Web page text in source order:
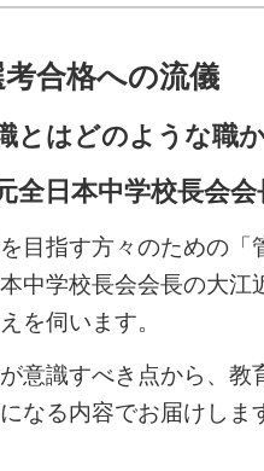
合格への流儀
とはどのような職
全日本中学校長会会
目指す方々のための
中学校長会会長の大
を伺います。
意識すべき点から、
なる内容でお届けしま